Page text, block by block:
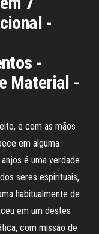
-
-
Material -
e com as mãos
em alguma
é uma verdade
seres espirituais,
habitualmente de
em um destes
com missão de